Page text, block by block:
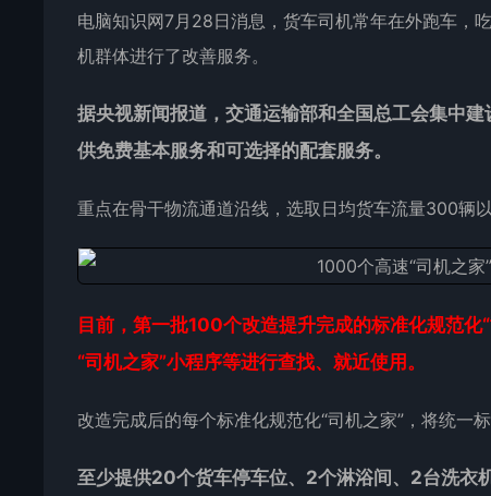
电脑知识网7月28日消息，货车司机常年在外跑车，
机群体进行了改善服务。
据央视新闻报道，交通运输部和全国总工会集中
供免费基本服务和可选择的配套服务。
重点在骨干物流通道沿线，选取日均货车流量300辆
目前，第一批100个改造提升完成的标准化规范化
“司机之家”小程序等进行查找、就近使用。
改造完成后的每个标准化规范化“司机之家”，将统一
至少提供20个货车停车位、2个淋浴间、2台洗衣